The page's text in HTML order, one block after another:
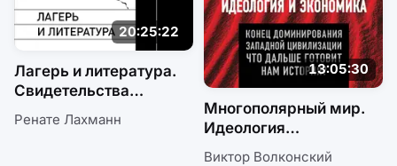
20:25:22
Лагерь и литература.
Свидетельства
Ренате Лахманн
13:05:30
Многополярный мир.
Идеология
Виктор Волконский